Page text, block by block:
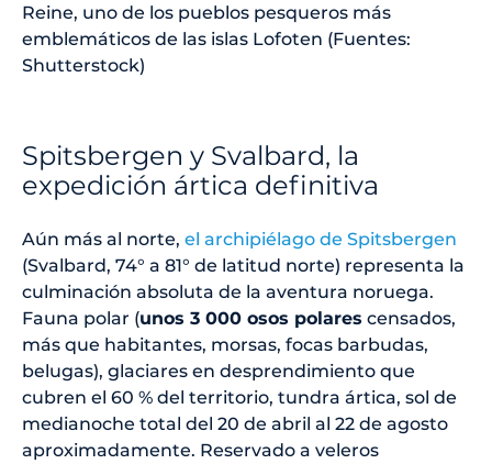
Reine, uno de los pueblos pesqueros más
emblemáticos de las islas Lofoten (Fuentes:
Shutterstock)
Spitsbergen y Svalbard, la
expedición ártica definitiva
Aún más al norte, el archipiélago de Spitsbergen
(Svalbard, 74° a 81° de latitud norte) representa la
culminación absoluta de la aventura noruega.
Fauna polar (unos 3 000 osos polares censados,
más que habitantes, morsas, focas barbudas,
belugas), glaciares en desprendimiento que
cubren el 60 % del territorio, tundra ártica, sol de
medianoche total del 20 de abril al 22 de agosto
aproximadamente. Reservado a veleros